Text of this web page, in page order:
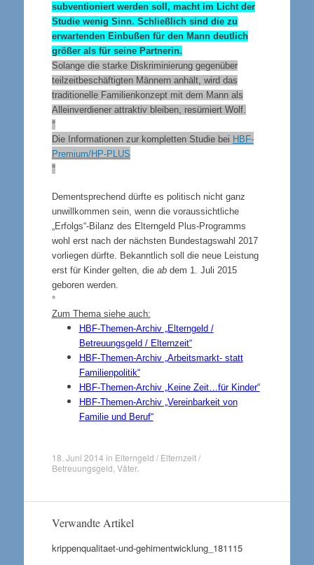
subventioniert werden soll, macht im Licht der
Studie wenig Sinn. Schließlich sind die zu
erwartenden Einbußen für den Mann deutlich
größer als für seine Partnerin.
Solange die starke Diskriminierung gegenüber
teilzeitbeschäftigten Männern anhält, wird das
traditionelle Familienkonzept mit dem Mann als
Alleinverdiener attraktiv bleiben, resümiert Wolf.
°
Die Informationen zur kompletten Studie bei HBF-
Premium/HP-PLUS
°
Dementsprechend dürfte es politisch nicht ganz
unwillkommen sein, wenn die voraussichtliche
„Erfolgs“-Bilanz des Elterngeld Plus-Programms
wohl erst nach der nächsten Bundestagswahl 2017
vorliegen dürfte. Bekanntlich soll die neue Leistung
erst für Kinder gelten, die abdem 1. Juli 2015
geboren werden.
°
Zum Thema siehe auch:
HBF-Themen-Archiv „Elterngeld /
Betreuungsgeld / Elternzeit“
HBF-Themen-Archiv „Arbeitsmarkt- statt
Familienpolitik“
HBF-Themen-Archiv „Keine Zeit…für Kinder“
HBF-Themen-Archiv „Vereinbarkeit von
Familie und Beruf“
18. Juni 2014 in Elterngeld / Elternzeit /
Betreuungsgeld Väter.
Verwandte Artikel
krippenqualitaet-und-gehirnentwicklung_181115